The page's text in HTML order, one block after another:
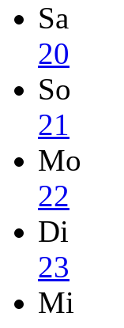
Sa
20
So
21
Mo
22
Di
23
Mi